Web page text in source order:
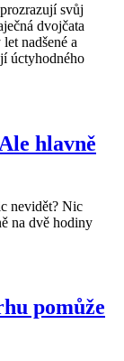
svůj
dvojčata
nadšené a
úctyhodného
hlavně
nevidět? Nic
na dvě hodiny
pomůže